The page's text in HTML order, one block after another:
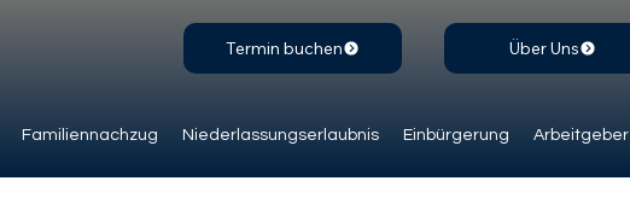
Familiennachzug Niederlassungserlaubnis Einbürgerung Arbeitgeber
Termin buchen Über Uns